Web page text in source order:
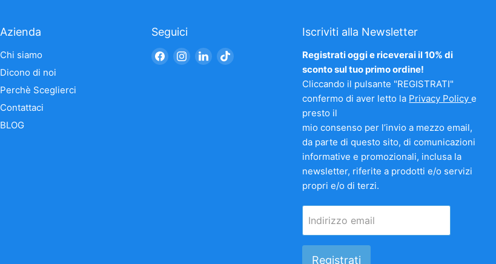
Azienda
Chi siamo
Dicono di noi
Perchè Sceglierci
Contattaci
BLOG
Seguici
TrovaciTrovaciTrovaciTrovaci
Iscriviti alla Newsletter
Registrati oggi e riceverai il 10% di
sconto sul tuo primo ordine!
Cliccando il pulsante "REGISTRATI"
confermo di aver letto la Privacy Policye
presto il
mio consenso per l’invio a mezzo email,
da parte di questo sito, di comunicazioni
informative e promozionali, inclusa la
newsletter, riferite a prodotti e/o servizi
propri e/o di terzi.
Indirizzo email
Registrati